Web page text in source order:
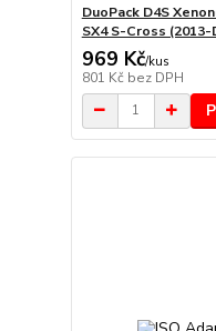
DuoPack D4S
SX4 S-Cross (2013-
969 Kč/kus
801 Kč bez DPH